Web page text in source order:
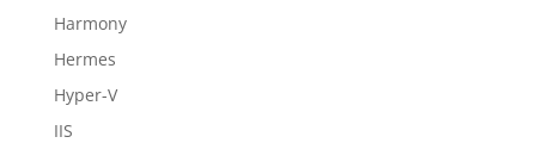
Harmony
Hermes
Hyper-V
IIS